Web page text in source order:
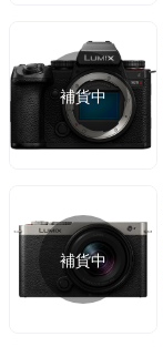
補貨中
補貨中